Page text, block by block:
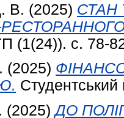
В. (2025) СТАН
(1(24)). с. 78-
(2025)
(2025)ДО